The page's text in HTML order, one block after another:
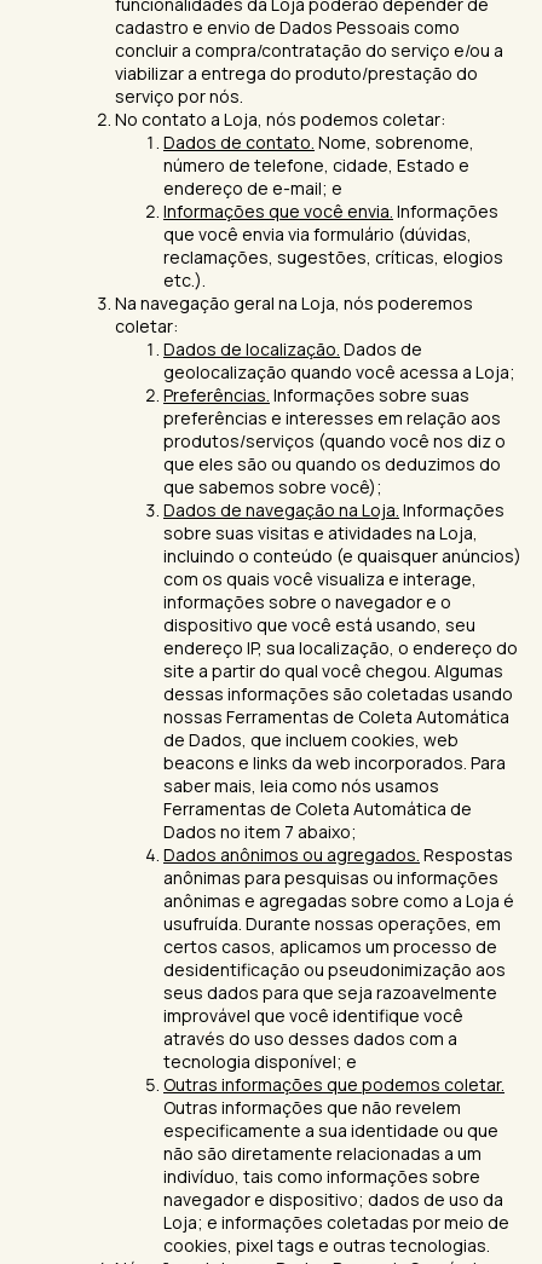
cadastro e envio de Dados Pessoais como
concluir a compra/contratação do serviço e/ou a
viabilizar a entrega do produto/prestação do
serviço por nós.
No contato a Loja, nós podemos coletar:
Dados de contato. Nome, sobrenome,
número de telefone, cidade, Estado e
endereço de e-mail; e
Informações que você envia. Informações
que você envia via formulário (dúvidas,
reclamações, sugestões, críticas, elogios
etc.).
Na navegação geral na Loja, nós poderemos
coletar:
Dados de localização. Dados de
geolocalização quando você acessa a Loja;
Preferências. Informações sobre suas
preferências e interesses em relação aos
produtos/serviços (quando você nos diz o
que eles são ou quando os deduzimos do
que sabemos sobre você);
Dados de navegação na Loja. Informações
sobre suas visitas e atividades na Loja,
incluindo o conteúdo (e quaisquer anúncios)
com os quais você visualiza e interage,
informações sobre o navegador e o
dispositivo que você está usando, seu
endereço IP, sua localização, o endereço do
site a partir do qual você chegou. Algumas
dessas informações são coletadas usando
nossas Ferramentas de Coleta Automática
de Dados, que incluem cookies, web
beacons e links da web incorporados. Para
saber mais, leia como nós usamos
Ferramentas de Coleta Automática de
Dados no item 7 abaixo;
Dados anônimos ou agregados. Respostas
anônimas para pesquisas ou informações
anônimas e agregadas sobre como a Loja é
usufruída. Durante nossas operações, em
certos casos, aplicamos um processo de
desidentificação ou pseudonimização aos
seus dados para que seja razoavelmente
improvável que você identifique você
através do uso desses dados com a
tecnologia disponível; e
Outras informações que podemos coletar.
Outras informações que não revelem
especificamente a sua identidade ou que
não são diretamente relacionadas a um
indivíduo, tais como informações sobre
navegador e dispositivo; dados de uso da
Loja; e informações coletadas por meio de
cookies, pixel tags e outras tecnologias.